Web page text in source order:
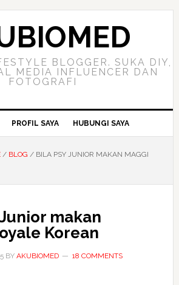
BLOGGER. SUKA DIY,
MEDIA INFLUENCER DAN
FOTOGRAFI
PROFIL SAYA HUBUNGI SAYA
/ BLOG /BILA PSY JUNIOR MAKAN MAGGI
makan
Korean
BY AKUBIOMED 18 COMMENTS